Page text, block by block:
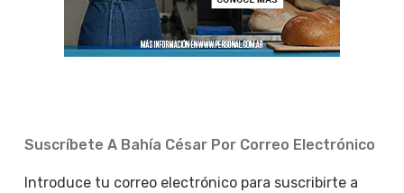
Suscríbete A Bahía César Por Correo Electrónico
Introduce tu correo electrónico para suscribirte a